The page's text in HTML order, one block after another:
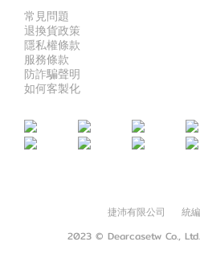
常見問題
退換貨政策
隱私權條款
服務條款
防詐騙聲明
如何客製化
捷沛有限公司 統
2023 © Dearcasetw Co.,